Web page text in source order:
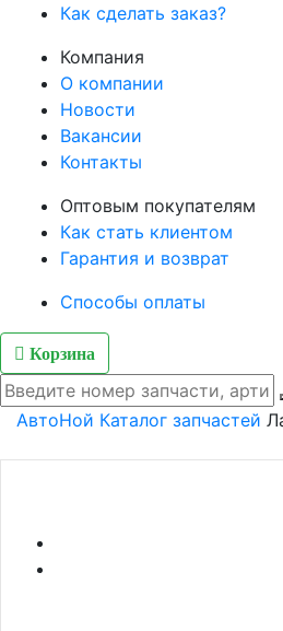
Как сделать заказ?
Компания
О компании
Новости
Вакансии
Контакты
Оптовым покупателям
Как стать клиентом
Гарантия и возврат
Способы оплаты
Корзина
АвтоНой Каталог запчастей